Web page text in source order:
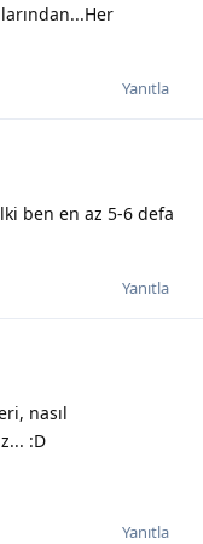
Yanıtla
ben en az 5-6 defa
Yanıtla
nasıl
:D
Yanıtla